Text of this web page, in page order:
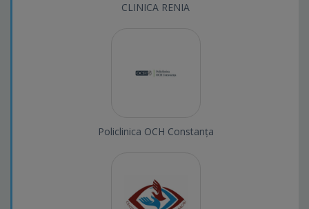
CLINICA RENIA
Policlinica OCH Constanța